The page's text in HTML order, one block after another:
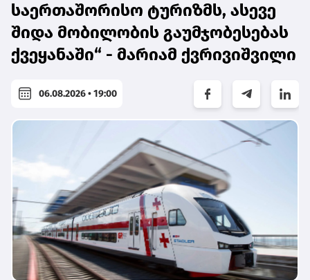
საერთაშორისო ტურიზმს, ასევე
შიდა მობილობის გაუმჯობესებას
ქვეყანაში“ - მარიამ ქვრივიშვილი
06.08.2026 • 19:00